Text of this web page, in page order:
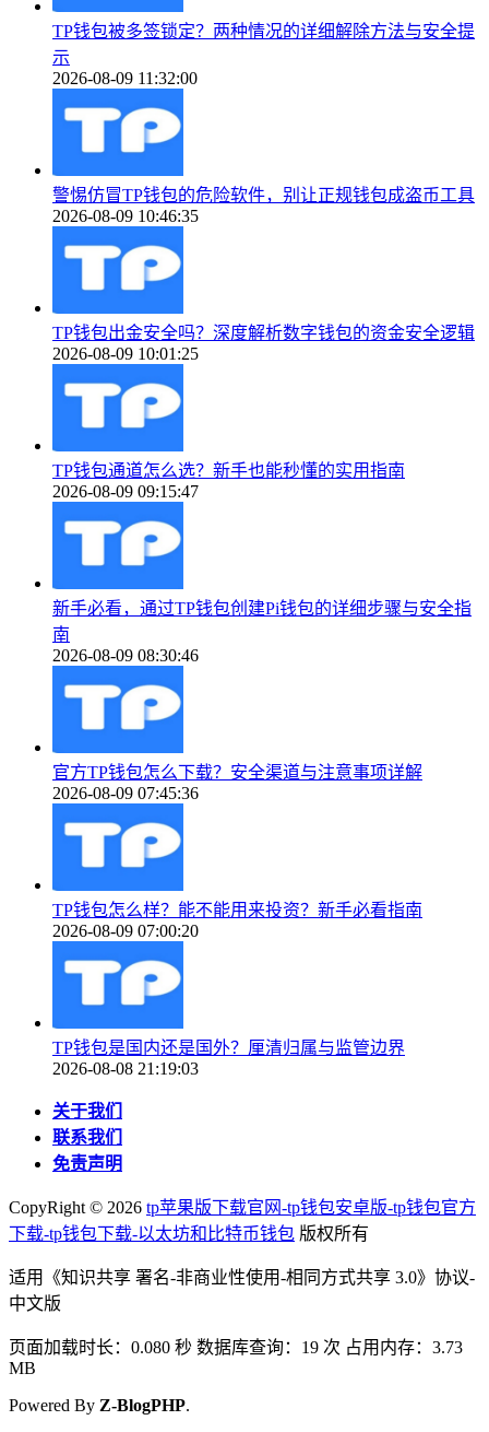
TP钱包被多签锁定？两种情况的详细解除方法与安全提
示
2026-08-09 11:32:00
警惕仿冒TP钱包的危险软件，别让正规钱包成盗币工具
2026-08-09 10:46:35
TP钱包出金安全吗？深度解析数字钱包的资金安全逻辑
2026-08-09 10:01:25
TP钱包通道怎么选？新手也能秒懂的实用指南
2026-08-09 09:15:47
新手必看，通过TP钱包创建Pi钱包的详细步骤与安全指
南
2026-08-09 08:30:46
官方TP钱包怎么下载？安全渠道与注意事项详解
2026-08-09 07:45:36
TP钱包怎么样？能不能用来投资？新手必看指南
2026-08-09 07:00:20
TP钱包是国内还是国外？厘清归属与监管边界
2026-08-08 21:19:03
关于我们
联系我们
免责声明
CopyRight © 2026 tp苹果版下载官网-tp钱包安卓版-tp钱包官方
下载-tp钱包下载-以太坊和比特币钱包 版权所有
适用《知识共享 署名-非商业性使用-相同方式共享 3.0》协议-
中文版
页面加载时长：0.080 秒 数据库查询：19 次 占用内存：3.73
MB
Powered By Z-BlogPHP.